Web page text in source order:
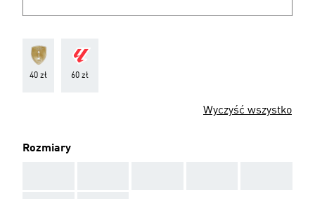
40 zł 60 zł
Wyczyść wszystko
Rozmiary